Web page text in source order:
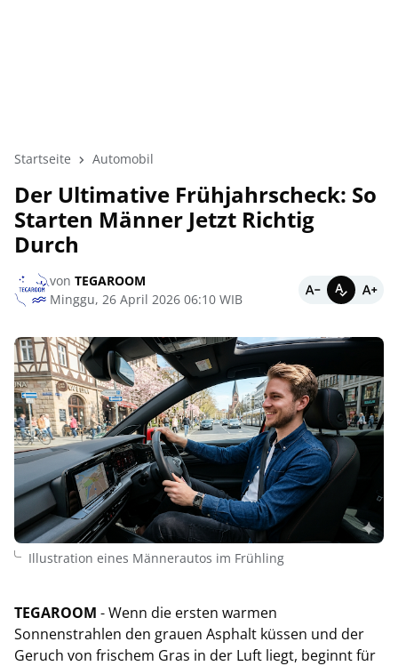
Startseite Automobil
Der Ultimative Frühjahrscheck: So
Starten Männer Jetzt Richtig
Durch
von TEGAROOM
Minggu, 26 April 2026 06:10 WIB
Illustration eines Männerautos im Frühling
TEGAROOM - Wenn die ersten warmen
Sonnenstrahlen den grauen Asphalt küssen und der
Geruch von frischem Gras in der Luft liegt, beginnt für